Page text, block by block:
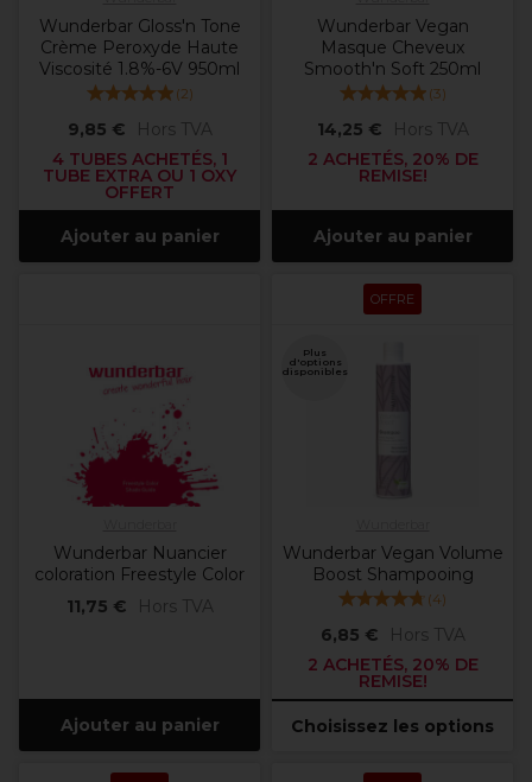
Wunderbar Gloss'n Tone
Crème Peroxyde Haute
Viscosité 1.8%-6V 950ml
(2)
9,85 €
Hors TVA
4 TUBES ACHETÉS, 1
TUBE EXTRA OU 1 OXY
OFFERT
Ajouter au panier
Wunderbar Vegan
Masque Cheveux
Smooth'n Soft 250ml
(3)
14,25 €
Hors TVA
2 ACHETÉS, 20% DE
REMISE!
Ajouter au panier
Wunderbar Nuancier
coloration Freestyle Color
11,75 €
Hors TVA
Ajouter au panier
OFFRE
Plus
d'options
disponibles
Wunderbar Vegan Volume
Boost Shampooing
(4)
6,85 €
Hors TVA
2 ACHETÉS, 20% DE
REMISE!
Choisissez les options